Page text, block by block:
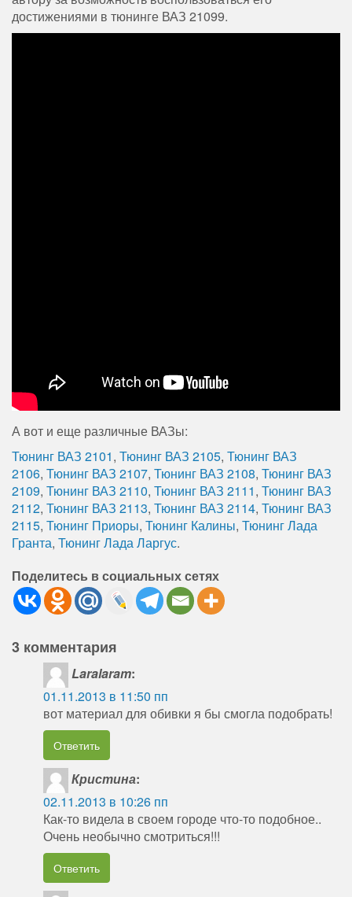
достижениями в тюнинге ВАЗ 21099.
А вот и еще различные ВАЗы:
Тюнинг ВАЗ 2101, Тюнинг ВАЗ 2105, Тюнинг ВАЗ
2106, Тюнинг ВАЗ 2107, Тюнинг ВАЗ 2108, Тюнинг ВАЗ
2109, Тюнинг ВАЗ 2110, Тюнинг ВАЗ 2111, Тюнинг ВАЗ
2112, Тюнинг ВАЗ 2113, Тюнинг ВАЗ 2114, Тюнинг ВАЗ
2115, Тюнинг Приоры, Тюнинг Калины, Тюнинг Лада
Гранта, Тюнинг Лада Ларгус.
Поделитесь в социальных сетях
3 комментария
Laralaram:
01.11.2013 в 11:50 пп
вот материал для обивки я бы смогла подобрать!
Ответить
Кристина:
02.11.2013 в 10:26 пп
Как-то видела в своем городе что-то подобное..
Очень необычно смотриться!!!
Ответить